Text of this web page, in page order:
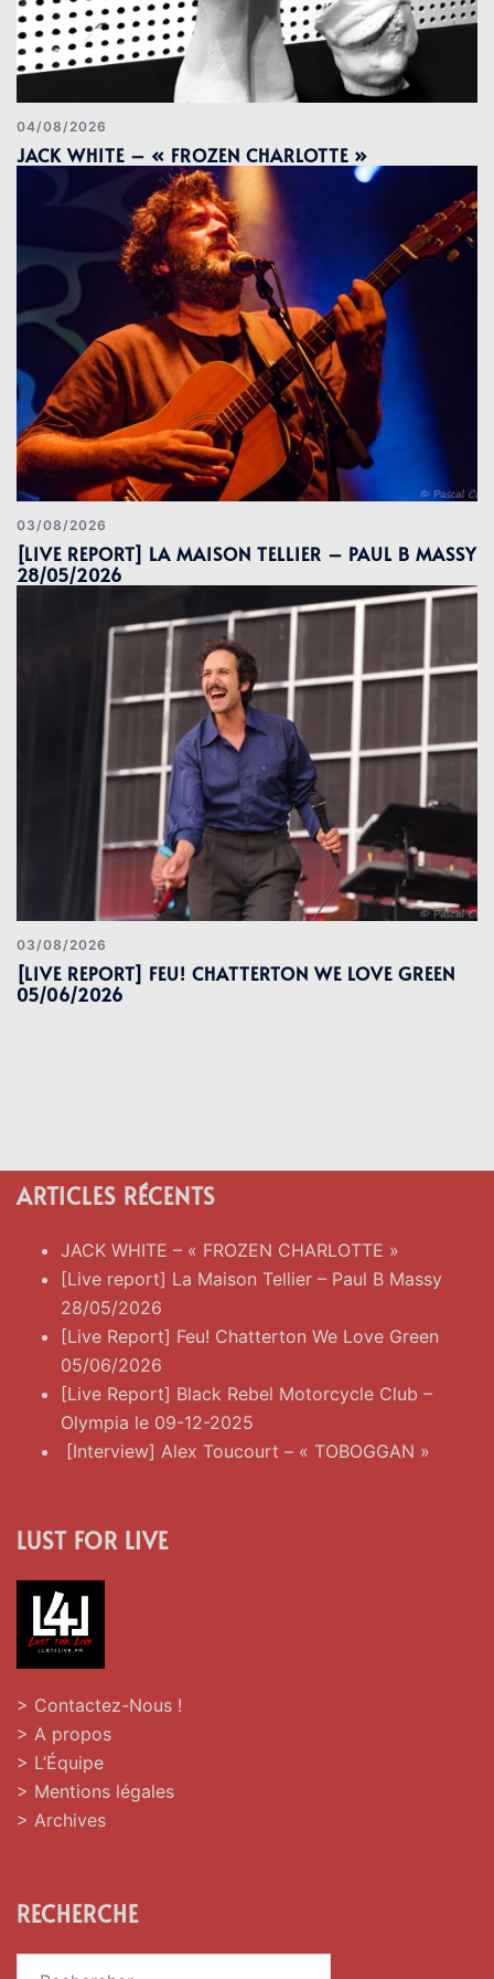
04/08/2026
JACK WHITE – « FROZEN CHARLOTTE »
03/08/2026
[LIVE REPORT] LA MAISON TELLIER – PAUL B MASSY
28/05/2026
03/08/2026
[LIVE REPORT] FEU! CHATTERTON WE LOVE GREEN
05/06/2026
ARTICLES RÉCENTS
JACK WHITE – « FROZEN CHARLOTTE »
[Live report] La Maison Tellier – Paul B Massy
28/05/2026
[Live Report] Feu! Chatterton We Love Green
05/06/2026
[Live Report] Black Rebel Motorcycle Club –
Olympia le 09-12-2025
[Interview] Alex Toucourt – « TOBOGGAN »
LUST FOR LIVE
> Contactez-Nous !
> A propos
> L’Équipe
> Mentions légales
> Archives
RECHERCHE